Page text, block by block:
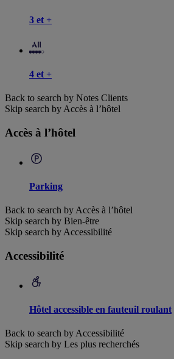
3 et +
4 et +
Back to search by Notes Clients
Skip search by Accès à l’hôtel
Accès à l’hôtel
Parking
Back to search by Accès à l’hôtel
Skip search by Bien-être
Skip search by Accessibilité
Accessibilité
Hôtel accessible en fauteuil roulant
Back to search by Accessibilité
Skip search by Les plus recherchés